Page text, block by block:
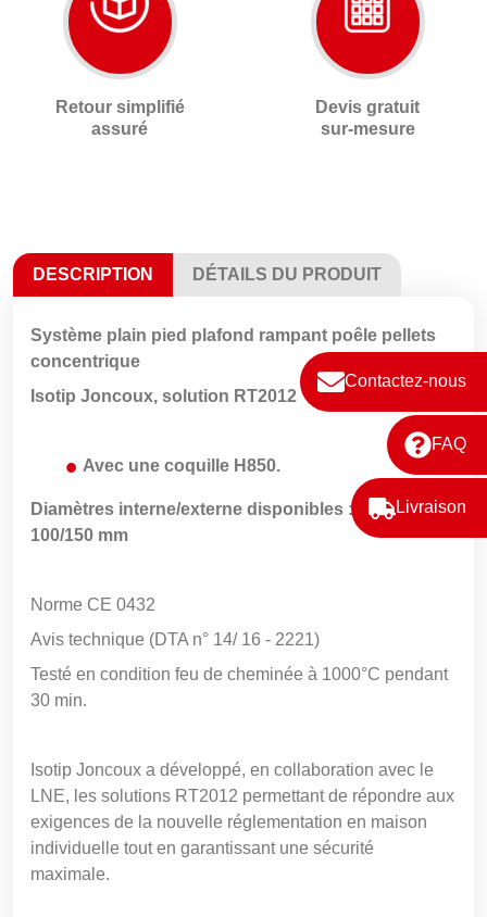
Contactez-nous
FAQ
Livraison
Retour simplifié
assuré
Devis gratuit
sur-mesure
DESCRIPTION DÉTAILS DU PRODUIT
Système plain pied plafond rampant poêle pellets
concentrique
Isotip Joncoux, solution RT2012
Avec une coquille H850.
Diamètres interne/externe disponibles : 80/125 ou
100/150 mm
Norme CE 0432
Avis technique (DTA n° 14/ 16 - 2221)
Testé en condition feu de cheminée à 1000°C pendant
30 min.
Isotip Joncoux a développé, en collaboration avec le
LNE, les solutions RT2012 permettant de répondre aux
exigences de la nouvelle réglementation en maison
individuelle tout en garantissant une sécurité
maximale.